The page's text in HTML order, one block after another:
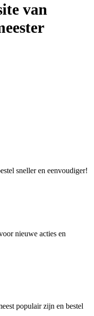
van
sneller en eenvoudiger!
nieuwe acties en
populair zijn en bestel